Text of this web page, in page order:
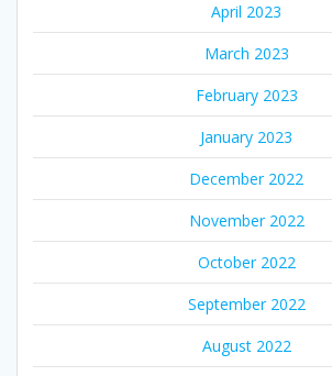
April 2023
March 2023
February 2023
January 2023
December 2022
November 2022
October 2022
September 2022
August 2022